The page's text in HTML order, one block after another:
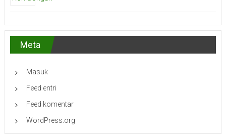
Meta
Masuk
Feed entri
Feed komentar
WordPress.org